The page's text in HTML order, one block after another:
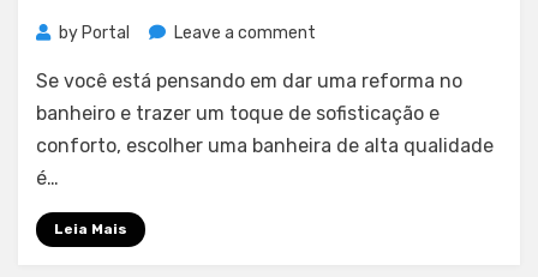
by Portal Leave a comment
Comprar
Banheiras
de
Se você está pensando em dar uma reforma no
banheiro e trazer um toque de sofisticação e
conforto, escolher uma banheira de alta qualidade
é…
Leia Mais